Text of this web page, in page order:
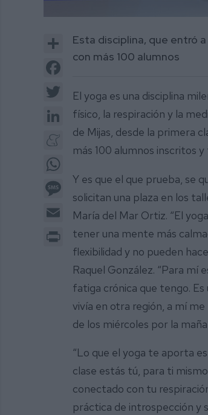
of
minutes,
51
0%
Share
Facebook
LinkedIn
Meneame
Message
Print
Esta disciplina, que entró
con más 100 alumnos
El yoga es una disciplina
físico, la respiración y la
de Mijas, desde la primera
más 100 alumnos inscritos
Y es que el que prueba, se
solicitan una plaza en los
María del Mar Ortiz. “El
tener una mente más
flexibilidad y no pueden
Raquel González. “Para mí
fatiga crónica que tengo. Es
vivía en otra región, a mí me
de los miércoles por la
“Lo que el yoga te aporta
clase estás tú, para ti
conectado con tu
práctica de introspección y